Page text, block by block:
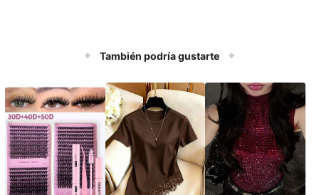
También podría gustarte